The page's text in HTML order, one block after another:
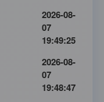
2026-08-
07
19:49:25
2026-08-
07
19:48:47